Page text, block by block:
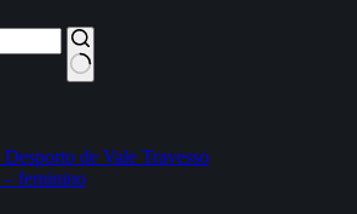
de Vale Travesso
feminino